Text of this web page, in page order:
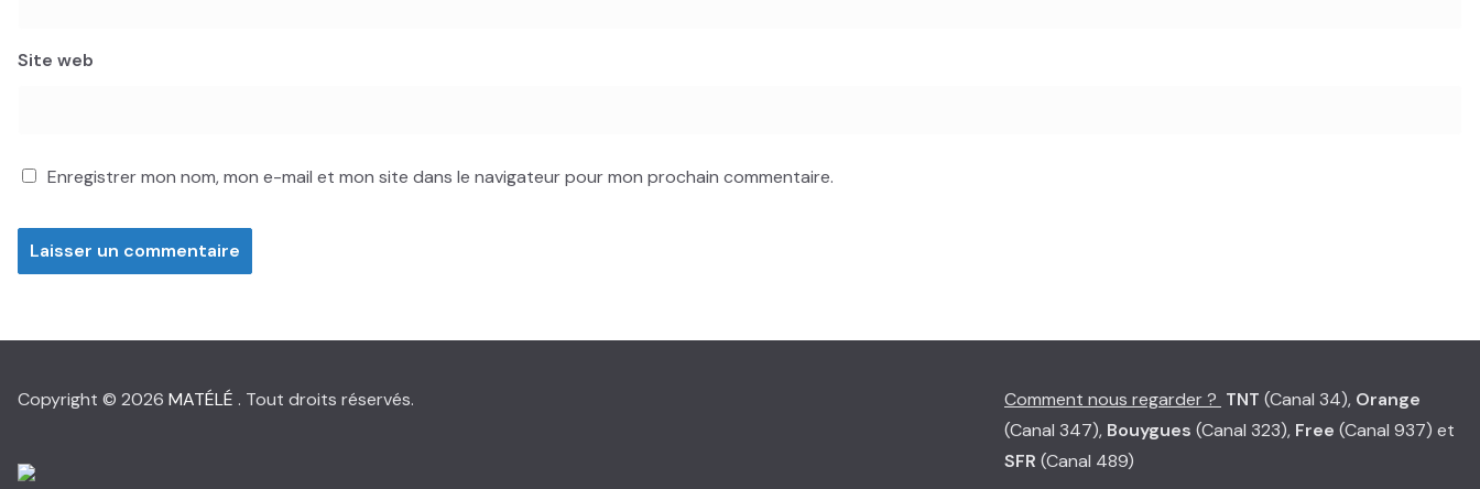
Site web
Enregistrer mon nom, mon e-mail et mon site dans le navigateur pour mon prochain commentaire.
Copyright © 2026 MATÉLÉ . Tout droits réservés. Comment nous regarder ? TNT (Canal 34), Orange
(Canal 347), Bouygues (Canal 323), Free (Canal 937) et
SFR (Canal 489)